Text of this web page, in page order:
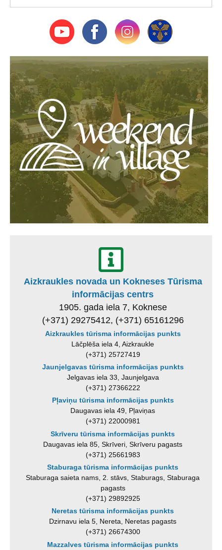
Aizkraukles novada un Kokneses Tūrisma
informācijas centrs
1905. gada iela 7, Koknese
(+371) 29275412, (+371) 65161296
Aizkraukles tūrisma informācijas punkts
Lāčplēša iela 4, Aizkraukle
(+371) 25727419
Jaunjelgavas tūrisma informācijas punkts
Jelgavas iela 33, Jaunjelgava
(+371) 27366222
Pļaviņu tūrisma informācijas punkts
Daugavas iela 49, Pļaviņas
(+371) 22000981
Skrīveru tūrisma informācijas punkts
Daugavas iela 85, Skrīveri, Skrīveru pagasts
(+371) 25661983
Staburaga tūrisma informācijas punkts
Staburaga saieta nams, 2. stāvs, Staburags, Staburaga
pagasts
(+371) 29892925
Neretas tūrisma informācijas punkts
Dzirnavu iela 5, Nereta, Neretas pagasts
(+371) 26674300
Mazzalves tūrisma informācijas punkts